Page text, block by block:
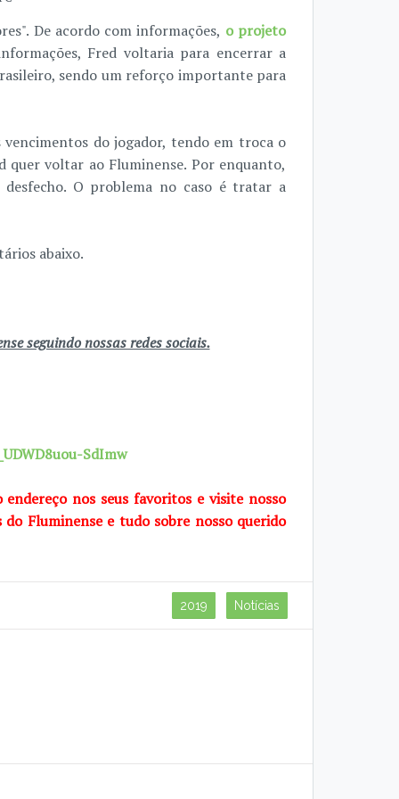
De acordo com informações, o projeto
Fred voltaria para encerrar a
sendo um reforço importante para
do jogador, tendo em troca o
quer voltar ao Fluminense. Por enquanto,
O problema no caso é tratar a
abaixo.
seguindo nossas redes sociais.
SdImw
endereço nos seus favoritos e visite nosso
Fluminense e tudo sobre nosso querido
2019 Notícias